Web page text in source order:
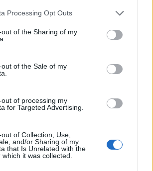
Processing Opt Outs
of the Sharing of my
of the Sale of my
of processing my
for Targeted Advertising.
of Collection, Use,
and/or Sharing of my
that Is Unrelated with the
it was collected.
klo 02.30
– ykköspakki Emil Pieniniemen